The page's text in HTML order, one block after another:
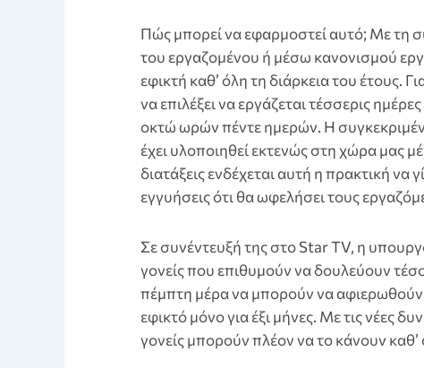
Πώς μπορεί να εφαρμοστεί αυτό; Με τη
του εργαζομένου ή μέσω κανονισμού
εφικτή καθ’ όλη τη διάρκεια του έτους.
να επιλέξει να εργάζεται τέσσερις
οκτώ ωρών πέντε ημερών. Η
έχει υλοποιηθεί εκτενώς στη χώρα μας
διατάξεις ενδέχεται αυτή η πρακτική να
εγγυήσεις ότι θα ωφελήσει τους
Σε συνέντευξή της στο Star TV, η
γονείς που επιθυμούν να δουλεύουν
πέμπτη μέρα να μπορούν να αφιερωθούν
εφικτό μόνο για έξι μήνες. Με τις νέες
γονείς μπορούν πλέον να το κάνουν